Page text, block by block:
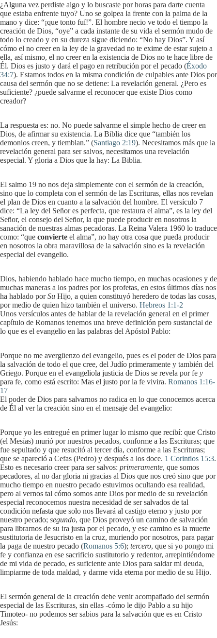
¿Alguna vez perdiste algo y lo buscaste por horas para darte cuenta
que estaba enfrente tuyo? Uno se golpea la frente con la palma de la
mano y dice: “¡que tonto fuí!”. El hombre necio ve todo el tiempo la
creación de Dios, “oye” a cada instante de su vida el sermón mudo de
todo lo creado y en su dureza sigue diciendo: “No hay Dios”. Y así
cómo el no creer en la ley de la gravedad no te exime de estar sujeto a
ella, así mismo, el no creer en la existencia de Dios no te hace libre de
Él. Dios es justo y dará el pago en retribución por el pecado (Éxodo
34:7). Estamos todos en la misma condición de culpables ante Dios por
causa del sermón que no se detiene: La revelación general. ¿Pero es
suficiente? ¿puede salvarme el reconocer que existe Dios como
creador?
La respuesta es: no. No puede salvarme el simple hecho de creer en
Dios, de afirmar su existencia. La Biblia dice que “también los
demonios creen, y tiemblan.” (Santiago 2:19). Necesitamos más que la
revelación general para ser salvos, necesitamos una revelación
especial. Y gloria a Dios que la hay: La Biblia.
El salmo 19 no nos deja simplemente con el sermón de la creación,
sino que lo completa con el sermón de las Escrituras, ellas nos revelan
el plan de Dios en cuanto a la salvación del hombre. El versículo 7
dice: “La ley del Señor es perfecta, que restaura el alma”, es la ley del
Señor, el consejo del Señor, la que puede producir en nosotros la
sanación de nuestras almas pecadoras. La Reina Valera 1960 lo traduce
como: “que convierte el alma”, no hay otra cosa que pueda producir
en nosotros la obra maravillosa de la salvación sino es la revelación
especial del evangelio.
Dios, habiendo hablado hace mucho tiempo, en muchas ocasiones y de
muchas maneras a los padres por los profetas, en estos últimos días nos
ha hablado porSu Hijo, a quien constituyó heredero de todas las cosas,
por medio de quien hizo también el universo. Hebreos 1:1-2
Unos versículos antes de hablar de la revelación general en el primer
capítulo de Romanos tenemos una breve definición pero sustancial de
lo que es el evangelio en las palabras del Apóstol Pablo:
Porque no me avergüenzo del evangelio, pues es el poder de Dios para
la salvación de todo el que cree, del Judío primeramente y también del
Griego. Porque en el evangeliola justicia de Dios se revela por fe y
para fe, como está escrito: Mas el justo por la fe vivira. Romanos 1:16-
17
El poder de Dios para salvarnos no radica en lo que conocemos acerca
de Él al ver la creación sino en el mensaje del evangelio:
Porque yo les entregué en primer lugar lo mismo que recibí: que Cristo
(el Mesías) murió por nuestros pecados, conforme a las Escrituras; que
fue sepultado y que resucitó al tercer día, conforme a las Escrituras;
que se apareció a Cefas (Pedro) y después a los doce. 1 Corintios 15:3.
Esto es necesario creer para ser salvos: primeramente, que somos
pecadores, al no dar gloria ni gracias al Dios que nos creó sino que por
mucho tiempo en nuestro pecado estuvimos ocultando esa realidad,
pero al vernos tal cómo somos ante Dios por medio de su revelación
especial reconocemos nuestra necesidad de ser salvados de tal
condición nefasta que solo nos llevará al castigo eterno y justo por
nuestro pecado; segundo, que Dios proveyó un camino de salvación
para librarnos de su ira justa por el pecado, y ese camino es la muerte
sustitutoria de Jesucristo en la cruz, muriendo por nosotros, para pagar
la paga de nuestro pecado (Romanos 5:6); tercero, que si yo pongo mi
fe y confianza en ese sacrificio sustitutorio y redentor, arrepintiéndome
de mi vida de pecado, es suficiente ante Dios para saldar mi deuda,
limpiarme de toda maldad, y darme vida eterna por medio de su Hijo.
El sermón general de la creación debe venir acompañado del sermón
especial de las Escrituras, sin ellas -cómo le dijo Pablo a su hijo
Timoteo- no podemos ser sabios para la salvación que es en Cristo
Jesús: